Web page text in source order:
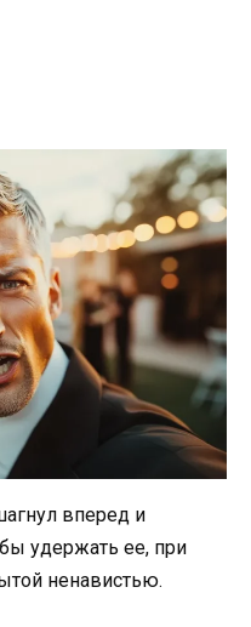
вперед и
удержать ее, при
ненавистью.